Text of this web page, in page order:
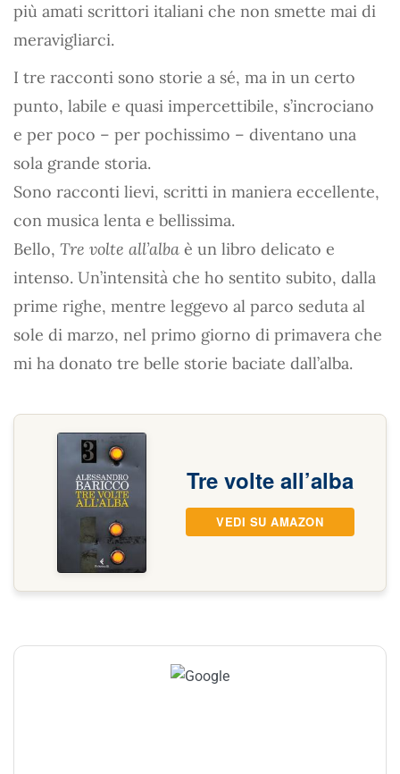
più amati scrittori italiani che non smette mai di
meravigliarci.
I tre racconti sono storie a sé, ma in un certo
punto, labile e quasi impercettibile, s’incrociano
e per poco – per pochissimo – diventano una
sola grande storia.
Sono racconti lievi, scritti in maniera eccellente,
con musica lenta e bellissima.
Bello, Tre volte all’alba è un libro delicato e
intenso. Un’intensità che ho sentito subito, dalla
prime righe, mentre leggevo al parco seduta al
sole di marzo, nel primo giorno di primavera che
mi ha donato tre belle storie baciate dall’alba.
Tre volte all’alba
VEDI SU AMAZON